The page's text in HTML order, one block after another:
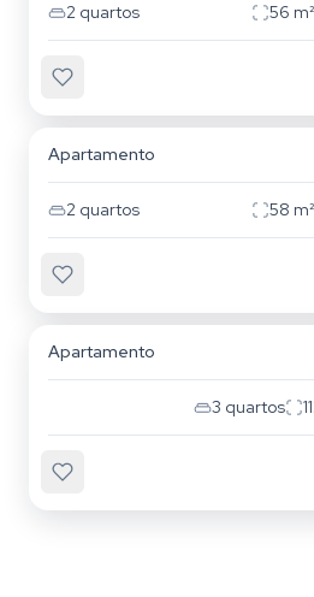
2 quartos 56 m²
Apartamento
2 quartos 58 m²
Apartamento
3 quartos